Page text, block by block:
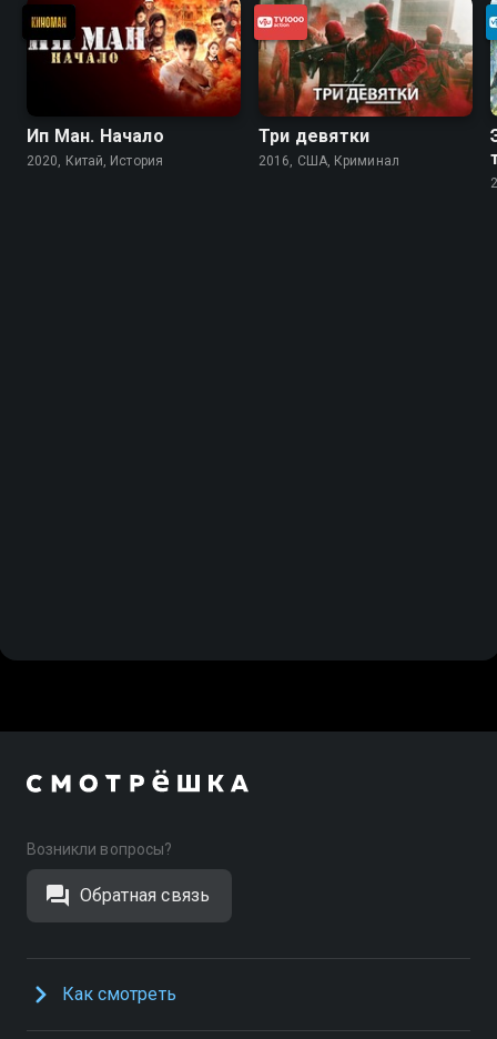
Ип Ман. Начало
2020, Китай, История
Три девятки
2016, США, Криминал
Возникли вопросы?
Обратная связь
Как смотреть